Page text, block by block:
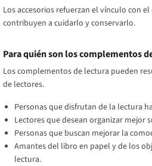
Los accesorios refuerzan el vínculo con
contribuyen a cuidarlo y conservarlo.
Para quién son los complementos
Los complementos de lectura pueden
de lectores.
Personas que disfrutan de la lectura
Lectores que desean organizar mejor
Personas que buscan mejorar la
Amantes del libro en papel y de los
lectura.